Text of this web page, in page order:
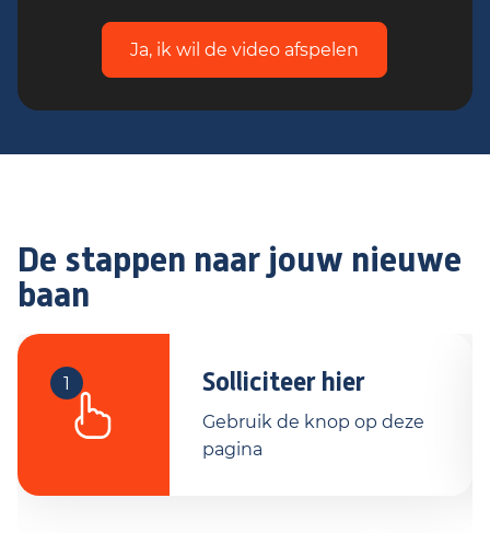
Ja, ik wil de video afspelen
De stappen naar jouw nieuwe
baan
1 Solliciteer hier
Gebruik de knop op deze
pagina